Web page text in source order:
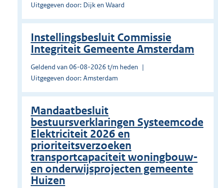
Uitgegeven door: Dijk en Waard
Instellingsbesluit Commissie
Integriteit Gemeente Amsterdam
Geldend van 06-08-2026 t/m heden
Uitgegeven door: Amsterdam
Mandaatbesluit
bestuursverklaringen Systeemcode
Elektriciteit 2026 en
prioriteitsverzoeken
transportcapaciteit woningbouw-
en onderwijsprojecten gemeente
Huizen